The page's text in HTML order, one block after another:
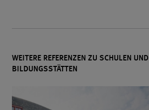
WEITERE REFERENZEN ZU SCHULEN UND
BILDUNGSSTÄTTEN